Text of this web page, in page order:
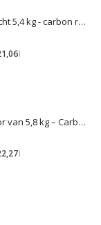
Homecare premium lichtgewicht 5,4 kg - carbon rollator - 150 kg draaggewicht - Opvouwbaar - Groen - incl stokhouder
)
Homecare lichtgewicht Rollator van 5,8 kg – Carbon rollator tot 150 kg draaggewicht – Dubbel opvouwbaar en inclusief reistas - Groen
)